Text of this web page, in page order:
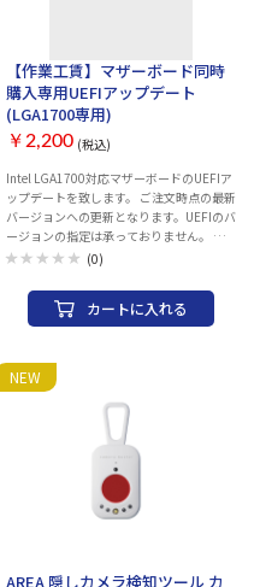
【作業工賃】マザーボード同時
購入専用UEFIアップデート
(LGA1700専用)
￥2,200 (税込)
Intel LGA1700対応マザーボードのUEFIア
ップデートを致します。 ご注文時点の最新
バージョンへの更新となります。UEFIのバ
ージョンの指定は承っておりません。 工
賃1つにつき1台のアップデートとなりま
めてアップデートをご依頼いただく際はこ
ちらの商品も必要数ご購入下さい。 作業
終了後の発送となるため最大+1週間程度出
す。 なお、作業開始後のお取消しは承って
おりませんのでご注意ください。
(0)
カートに入れる
NEW
AREA 隠しカメラ検知ツール カ